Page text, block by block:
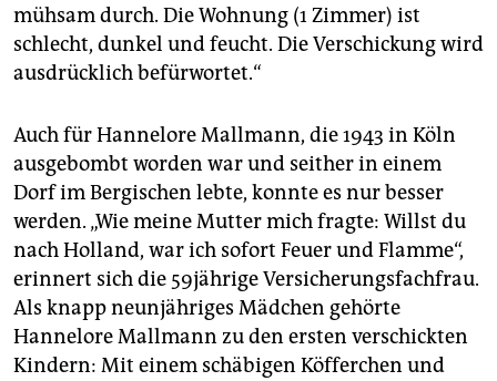
mühsam durch. Die Wohnung (1 Zimmer) ist
schlecht, dunkel und feucht. Die Verschickung wird
ausdrücklich befürwortet.“
Auch für Hannelore Mallmann, die 1943 in Köln
ausgebombt worden war und seither in einem
Dorf im Bergischen lebte, konnte es nur besser
werden. „Wie meine Mutter mich fragte: Willst du
nach Holland, war ich sofort Feuer und Flamme“,
erinnert sich die 59jährige Versicherungsfachfrau.
Als knapp neunjähriges Mädchen gehörte
Hannelore Mallmann zu den ersten verschickten
Kindern: Mit einem schäbigen Köfferchen und